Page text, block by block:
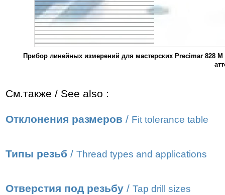
Прибор линейных измерений для мастерских Precimar 828
См.также / See also :
Отклонения размеров / Fit tolerance table
Типы резьб / Thread types and applications
Отверстия под резьбу / Tap drill sizes